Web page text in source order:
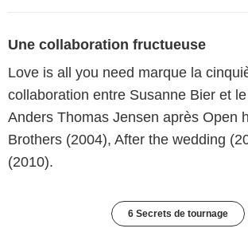
Une collaboration fructueuse
Love is all you need marque la
collaboration entre Susanne Bier et
Anders Thomas Jensen après Open
Brothers (2004), After the wedding
(2010).
6 Secrets de tournage